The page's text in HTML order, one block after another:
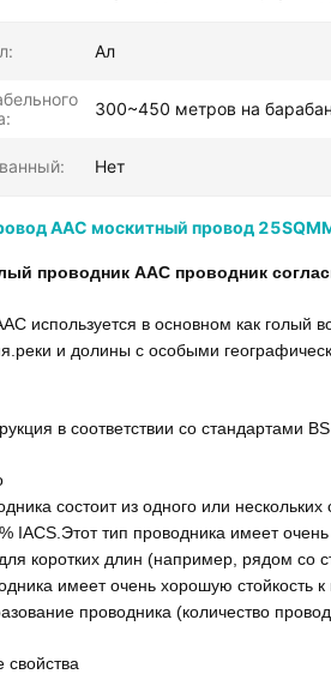
Ал
300~450 метров на барабан
Нет
AAC москитный провод
проводник AAC проводник
используется в основном как голый
и долины с особыми
в соответствии со стандартами
состоит из одного или
IACS.Этот тип проводника имеет
коротких длин (например, рядом со
имеет очень хорошую стойкость
проводника (количество
свойства